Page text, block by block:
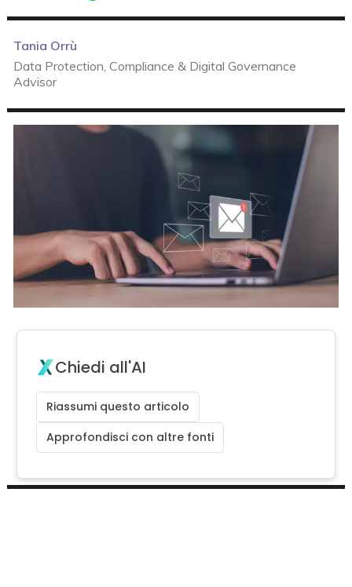
Tania Orrù
Data Protection, Compliance & Digital Governance
Advisor
Chiedi all'AI
Riassumi questo articolo
Approfondisci con altre fonti